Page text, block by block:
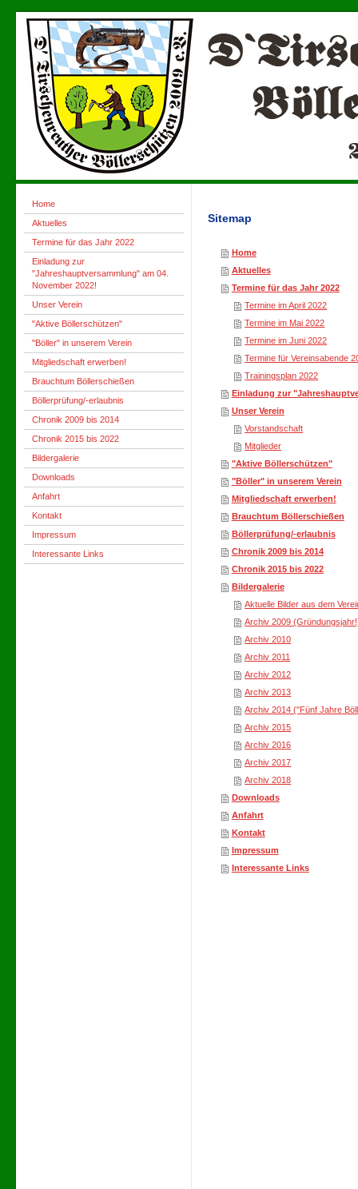
Home
Aktuelles
Termine für das Jahr 2022
Einladung zur
"Jahreshauptversammlung" am 04.
November 2022!
Unser Verein
"Aktive Böllerschützen"
"Böller" in unserem Verein
Mitgliedschaft erwerben!
Brauchtum Böllerschießen
Böllerprüfung/-erlaubnis
Chronik 2009 bis 2014
Chronik 2015 bis 2022
Bildergalerie
Downloads
Anfahrt
Kontakt
Impressum
Interessante Links
Sitemap
Home
Aktuelles
Termine für das Jahr 2022
Termine im April 2022
Termine im Mai 2022
Termine im Juni 2022
Termine für Vereinsabende
Trainingsplan 2022
Einladung zur
Unser Verein
Vorstandschaft
Mitglieder
"Aktive Böllerschützen"
"Böller" in unserem Verein
Mitgliedschaft erwerben!
Brauchtum Böllerschießen
Böllerprüfung/-erlaubnis
Chronik 2009 bis 2014
Chronik 2015 bis 2022
Bildergalerie
Aktuelle Bilder aus dem
Archiv 2009
Archiv 2010
Archiv 2011
Archiv 2012
Archiv 2013
Archiv 2014 ("Fünf Jahre
Archiv 2015
Archiv 2016
Archiv 2017
Archiv 2018
Downloads
Anfahrt
Kontakt
Impressum
Interessante Links